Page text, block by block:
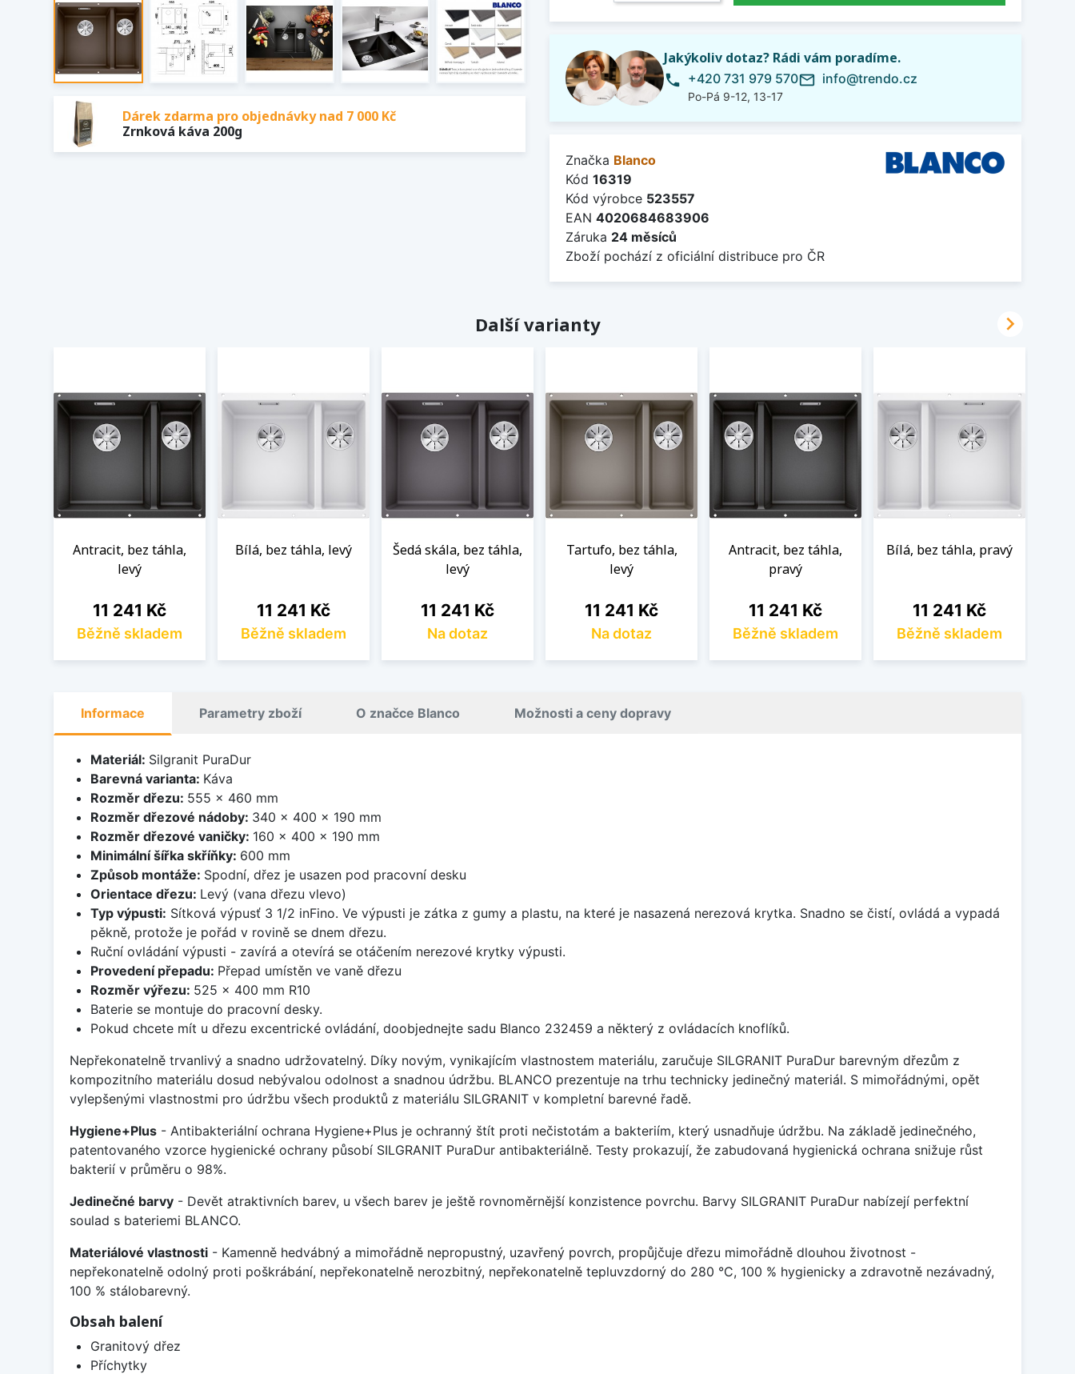
Dárek zdarma pro objednávky nad 7 000 Kč
Zrnková káva 200g
Jakýkoliv dotaz? Rádi vám poradíme.
phone +420 731 979 570
Po-Pá 9-12, 13-17
mail_outline info@trendo.cz
Značka Blanco
Kód 16319
Kód výrobce 523557
EAN 4020684683906
Záruka 24 měsíců
Zboží pochází z oficiální distribuce pro ČR
Další varianty
Antracit, bez táhla,
levý
Cena
11 241 Kč
Běžně skladem
Bílá, bez táhla, levý
Cena
11 241 Kč
Běžně skladem
Šedá skála, bez táhla,
levý
Cena
11 241 Kč
Na dotaz
Tartufo, bez táhla,
levý
Cena
11 241 Kč
Na dotaz
Antracit, bez táhla,
pravý
Cena
11 241 Kč
Běžně skladem
Bílá, bez táhla, pravý
Cena
11 241 Kč
Běžně skladem

Informace Parametry zboží O značce Blanco Možnosti a ceny dopravy
Materiál: Silgranit PuraDur
Barevná varianta: Káva
Rozměr dřezu: 555 x 460 mm
Rozměr dřezové nádoby: 340 x 400 x 190 mm
Rozměr dřezové vaničky: 160 x 400 x 190 mm
Minimální šířka skříňky: 600 mm
Způsob montáže: Spodní, dřez je usazen pod pracovní desku
Orientace dřezu: Levý (vana dřezu vlevo)
Typ výpusti: Sítková výpusť 3 1/2 inFino. Ve výpusti je zátka z gumy a plastu, na které je nasazená nerezová krytka. Snadno se čistí, ovládá a vypadá
pěkně, protože je pořád v rovině se dnem dřezu.
Ruční ovládání výpusti - zavírá a otevírá se otáčením nerezové krytky výpusti.
Provedení přepadu: Přepad umístěn ve vaně dřezu
Rozměr výřezu: 525 x 400 mm R10
Baterie se montuje do pracovní desky.
Pokud chcete mít u dřezu excentrické ovládání, doobjednejte sadu Blanco 232459 a některý z ovládacích knoflíků.
Nepřekonatelně trvanlivý a snadno udržovatelný. Díky novým, vynikajícím vlastnostem materiálu, zaručuje SILGRANIT PuraDur barevným dřezům z
kompozitního materiálu dosud nebývalou odolnost a snadnou údržbu. BLANCO prezentuje na trhu technicky jedinečný materiál. S mimořádnými, opět
vylepšenými vlastnostmi pro údržbu všech produktů z materiálu SILGRANIT v kompletní barevné řadě.
Hygiene+Plus - Antibakteriální ochrana Hygiene+Plus je ochranný štít proti nečistotám a bakteriím, který usnadňuje údržbu. Na základě jedinečného,
patentovaného vzorce hygienické ochrany působí SILGRANIT PuraDur antibakteriálně. Testy prokazují, že zabudovaná hygienická ochrana snižuje růst
bakterií v průměru o 98%.
Jedinečné barvy - Devět atraktivních barev, u všech barev je ještě rovnoměrnější konzistence povrchu. Barvy SILGRANIT PuraDur nabízejí perfektní
soulad s bateriemi BLANCO.
Materiálové vlastnosti - Kamenně hedvábný a mimořádně nepropustný, uzavřený povrch, propůjčuje dřezu mimořádně dlouhou životnost -
nepřekonatelně odolný proti poškrábání, nepřekonatelně nerozbitný, nepřekonatelně tepluvzdorný do 280 °C, 100 % hygienicky a zdravotně nezávadný,
100 % stálobarevný.
Obsah balení
Granitový dřez
Příchytky